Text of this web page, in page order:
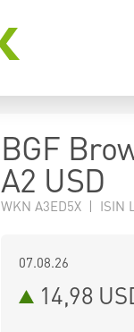
BGF
A2 USD
WKN A3ED5X | ISIN
07.08.26
14,98